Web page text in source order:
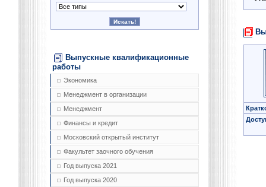
Выпускные квалификационные
работы
Экономика
Менеджмент в организации
Менеджмент
Финансы и кредит
Московский открытый институт
Факультет заочного обучения
Год выпуска 2021
Год выпуска 2020